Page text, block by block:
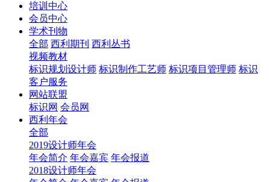
培训中心
会员中心
学术刊物
全部 西利期刊 西利丛书
视频教材
标识规划设计师 标识制作工艺师 标识项目管理师 标识
客户服务
网站联盟
标识网 会员网
西利年会
全部
2019设计师年会
年会简介 年会嘉宾 年会报道
2018设计师年会